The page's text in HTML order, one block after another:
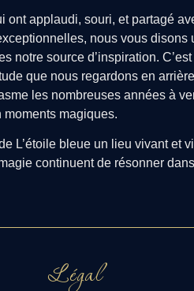
ont applaudi, souri, et partagé
nous vous disons
notre source d’inspiration.
que nous regardons en
les nombreuses années à
moments magiques.
L’étoile bleue un lieu vivant et
continuent de résonner
Légal